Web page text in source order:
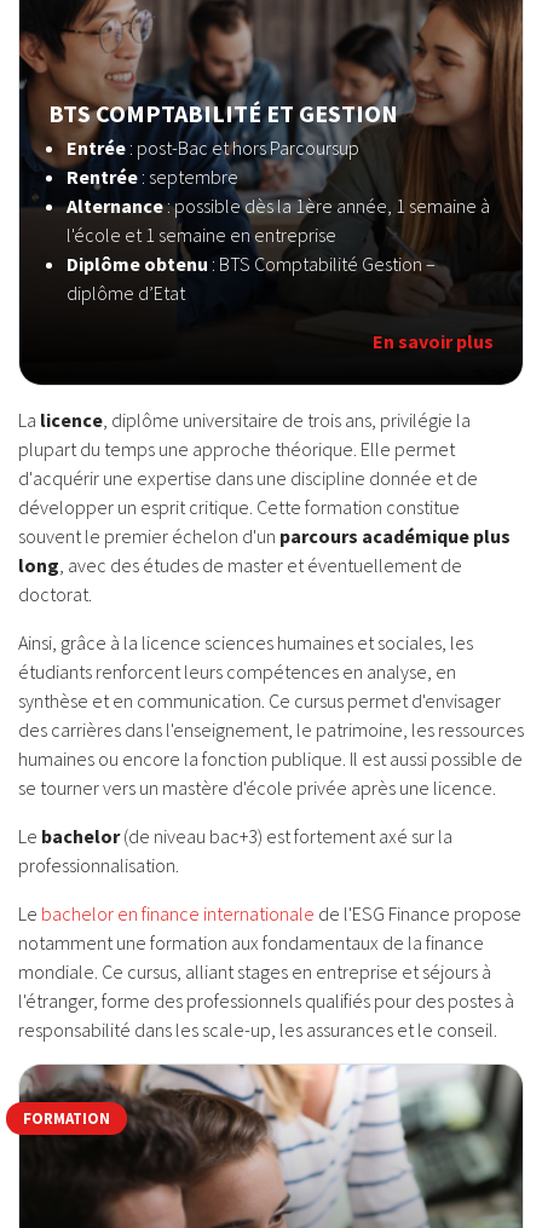
BTS COMPTABILITÉ ET GESTION
Entrée: post-Bac et hors Parcoursup
Rentrée : septembre
Alternance: possible dès la 1ère année, 1 semaine à
l'école et 1 semaine en entreprise
Diplôme obtenu : BTS Comptabilité Gestion –
diplôme d’Etat
En savoir plus
La licence, diplôme universitaire de trois ans, privilégie la
plupart du temps une approche théorique. Elle permet
d'acquérir une expertise dans une discipline donnée et de
développer un esprit critique. Cette formation constitue
souvent le premier échelon d'un parcours académique plus
long, avec des études de master et éventuellement de
doctorat.
Ainsi, grâce à la licence sciences humaines et sociales, les
étudiants renforcent leurs compétences en analyse, en
synthèse et en communication. Ce cursus permet d'envisager
des carrières dans l'enseignement, le patrimoine, les ressources
humaines ou encore la fonction publique. Il est aussi possible de
se tourner vers un mastère d'école privée après une licence.
Le bachelor(de niveau bac+3) est fortement axé sur la
professionnalisation.
Le bachelor en finance internationale de l'ESG Finance propose
notamment une formation aux fondamentaux de la finance
mondiale. Ce cursus, alliant stages en entreprise et séjours à
l'étranger, forme des professionnels qualifiés pour des postes à
responsabilité dans les scale-up, les assurances et le conseil.
FORMATION